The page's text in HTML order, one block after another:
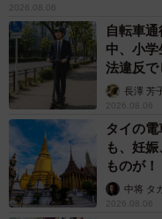
など、ちょっとした疑
ていくのだとか。
私たちの安全・安心を
ん。そんなヒーローた
公式アカウント（＠
てくださいね！
◇ ◇ ◇
2026.08.06
自転車
中、小
法違反で
説】長澤 芳
2026.08.06
タイの
も、妊
ものが
中将 タ
2026.08.06